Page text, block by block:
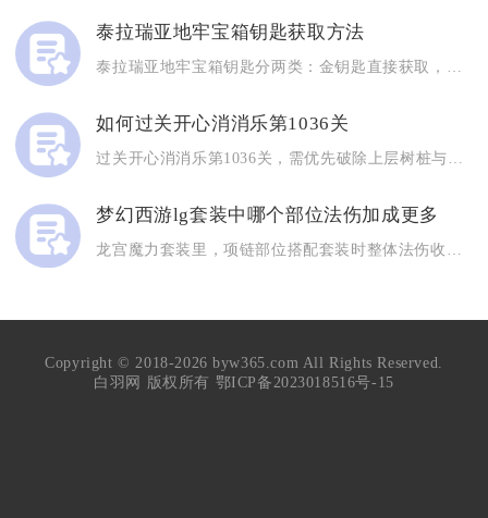
泰拉瑞亚地牢宝箱钥匙获取方法
泰拉瑞亚地牢宝箱钥匙分两类：金钥匙直接获取，用于开黄金宝箱；...
如何过关开心消消乐第1036关
梦幻西游lg套装中哪个部位法伤加成更多
Copyright © 2018-2026 byw365.com All Rights Reserved.
白羽网 版权所有 鄂ICP备2023018516号-15